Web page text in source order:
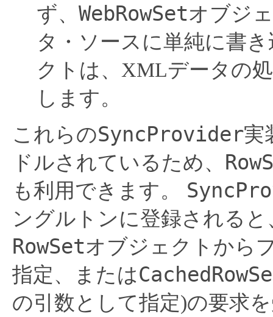
ず、 WebRowSetオブジ
タ・ソースに単純に書
クトは、XMLデータの
します。
これらのSyncProvider実
ドルされているため、
も利用できます。
ングルトンに登録される
RowSetオブジェクトから
指定、または
の引数として指定)の要求